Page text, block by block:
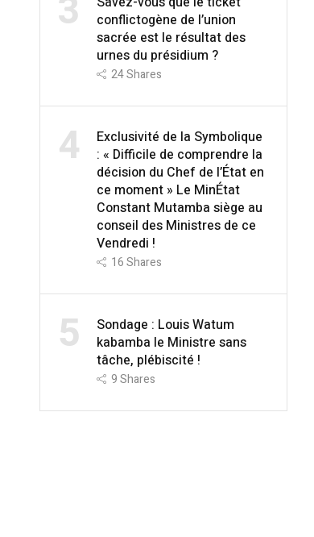
conflictogène de l’union
sacrée est le résultat des
urnes du présidium ?
24Shares
4
Exclusivité de la Symbolique
: « Difficile de comprendre la
décision du Chef de l’État en
ce moment » Le MinÉtat
Constant Mutamba siège au
conseil des Ministres de ce
Vendredi !
16Shares
5
Sondage : Louis Watum
kabamba le Ministre sans
tâche, plébiscité !
9Shares